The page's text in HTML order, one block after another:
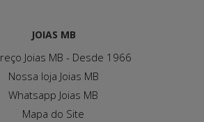
JOIAS MB
Joias MB - Desde 1966
Nossa loja Joias MB
Whatsapp Joias MB
Mapa do Site